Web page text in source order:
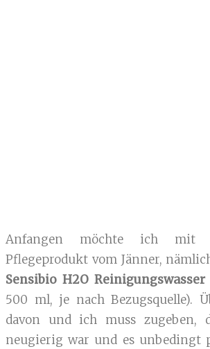
Anfangen möchte ich mit
Pflegeprodukt vom Jänner,
Sensibio H2O Reinigungswasser
500 ml, je nach Bezugsquelle).
davon und ich muss zugeben,
neugierig war und es unbedingt